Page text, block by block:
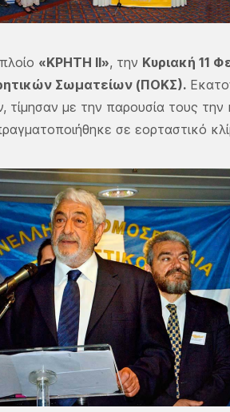
«ΚΡΗΤΗ ΙΙ», την Κυριακή 11
Σωματείων (ΠΟΚΣ).
με την παρουσία τους την
σε εορταστικό